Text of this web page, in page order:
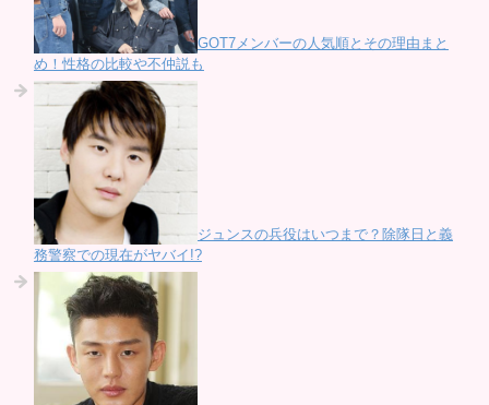
GOT7メンバーの人気順とその理由まと
め！性格の比較や不仲説も
ジュンスの兵役はいつまで？除隊日と義
務警察での現在がヤバイ!?